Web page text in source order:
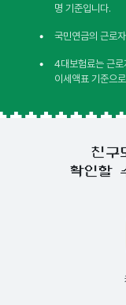
명 기준입니다.
• 국민연금의 근로
•
4대보험료는 근로
이세액표 기준으
친구
확인할